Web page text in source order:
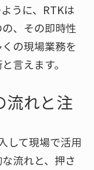
うに、RTKは
、その即時性
の現場業務を
言えます。
流れと注
して現場で活用
流れと、押さ